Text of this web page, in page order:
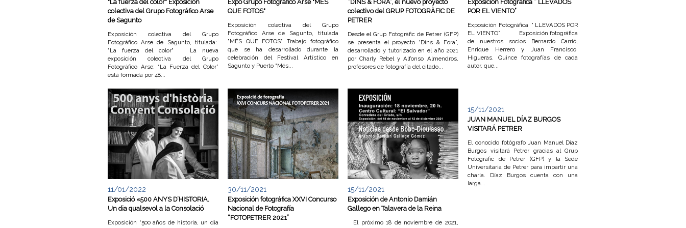
"La fuerza del color" Exposición
colectiva del Grupo Fotográfico Arse
de Sagunto
Exposición colectiva del Grupo
Fotográfico Arse de Sagunto, titulada:
"La fuerza del color" La nueva
exposición colectiva del Grupo
Fotográfico Arse: “La Fuerza del Color”
está formada por 48...
Expo Grupo Fotográfico Arse "MÉS
QUE FOTOS"
Exposición colectiva del Grupo
Fotográfico Arse de Sagunto, titulada
"MÉS QUE FOTOS" Trabajo fotográfico
que se ha desarrollado durante la
celebración del Festival Artístico en
Sagunto y Puerto "Més...
“DINS & FORA”, el nuevo proyecto
colectivo del GRUP FOTOGRÀFIC DE
PETRER
Desde el Grup Fotogràfic de Petrer (GFP)
se presenta el proyecto “Dins & Fora”,
desarrollado y tutorizado en el año 2021
por Charly Rebel y Alfonso Almendros,
profesores de fotografía del citado...
Exposición Fotográfica “ LLEVADOS
POR EL VIENTO”
Exposición Fotográfica “ LLEVADOS POR
EL VIENTO” Exposición fotográfica
de nuestros socios Bernardo Carrió,
Enrique Herrero y Juan Francisco
Higueras. Quince fotografías de cada
autor, que...
11/01/2022
Exposició «500 ANYS D’HISTORIA.
Un dia qualsevol a la Consolació
Exposición “500 años de historia, un dia
30/11/2021
Exposición fotográfica XXVI Concurso
Nacional de Fotografía
“FOTOPETRER 2021”
15/11/2021
Exposición de Antonio Damián
Gallego en Talavera de la Reina
El próximo 18 de noviembre de 2021,
15/11/2021
JUAN MANUEL DÍAZ BURGOS
VISITARÁ PETRER
El conocido fotógrafo Juan Manuel Díaz
Burgos visitará Petrer gracias al Grup
Fotogràfic de Petrer (GFP) y la Sede
Universitaria de Petrer para impartir una
charla. Díaz Burgos cuenta con una
larga...